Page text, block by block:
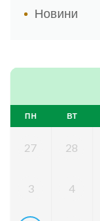
Новини
ПН ВТ
27 28
3 4